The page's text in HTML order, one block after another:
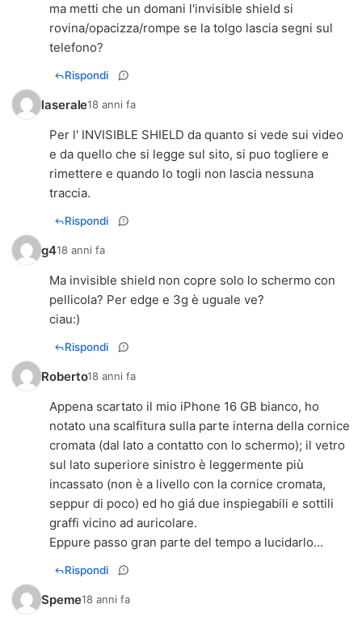
ma metti che un domani l'invisible shield si
rovina/opacizza/rompe se la tolgo lascia segni sul
telefono?
Rispondi
laserale18 anni fa
Per l' INVISIBLE SHIELD da quanto si vede sui video
e da quello che si legge sul sito, si puo togliere e
rimettere e quando lo togli non lascia nessuna
traccia.
Rispondi
g418 anni fa
Ma invisible shield non copre solo lo schermo con
pellicola? Per edge e 3g è uguale ve?
ciau:)
Rispondi
Roberto18 anni fa
Appena scartato il mio iPhone 16 GB bianco, ho
notato una scalfitura sulla parte interna della cornice
cromata (dal lato a contatto con lo schermo); il vetro
sul lato superiore sinistro è leggermente più
incassato (non è a livello con la cornice cromata,
seppur di poco) ed ho giá due inspiegabili e sottili
graffi vicino ad auricolare.
Eppure passo gran parte del tempo a lucidarlo...
Rispondi
Speme18 anni fa